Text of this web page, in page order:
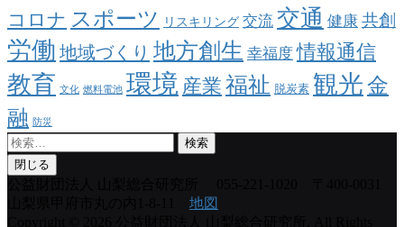
コロナ スポーツ リスキリング 交流 交通 健康 共創
労働 地域づくり 地方創生 幸福度 情報通信
教育 文化 燃料電池 環境 産業 福祉 脱炭素 観光金
融
防災
検
索:閉じる
地図